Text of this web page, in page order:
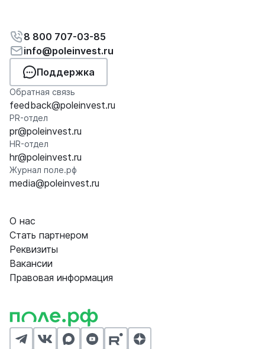
8 800 707-03-85
info@poleinvest.ru
Поддержка
Обратная связь
feedback@poleinvest.ru
PR-отдел
pr@poleinvest.ru
HR-отдел
hr@poleinvest.ru
Журнал поле.рф
media@poleinvest.ru
О нас
Стать партнером
Реквизиты
Вакансии
Правовая информация